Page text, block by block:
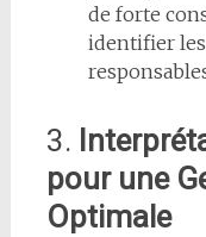
de forte
identifier
3.
pour une
Optimale